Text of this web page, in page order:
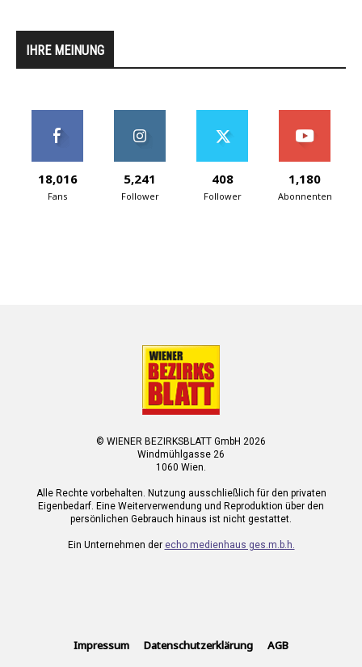
IHRE MEINUNG
18,016
Fans
5,241
Follower
408
Follower
1,180
Abonnenten
© WIENER BEZIRKSBLATT GmbH 2026
Windmühlgasse 26
1060 Wien.
Alle Rechte vorbehalten. Nutzung ausschließlich für den privaten
Eigenbedarf. Eine Weiterverwendung und Reproduktion über den
persönlichen Gebrauch hinaus ist nicht gestattet.
Ein Unternehmen der echo medienhaus ges.m.b.h.
Impressum Datenschutzerklärung AGB